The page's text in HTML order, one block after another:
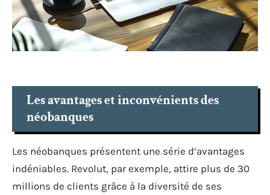
Les avantages et inconvénients des
néobanques
Les néobanques présentent une série d’avantages
indéniables. Revolut, par exemple, attire plus de 30
millions de clients grâce à la diversité de ses